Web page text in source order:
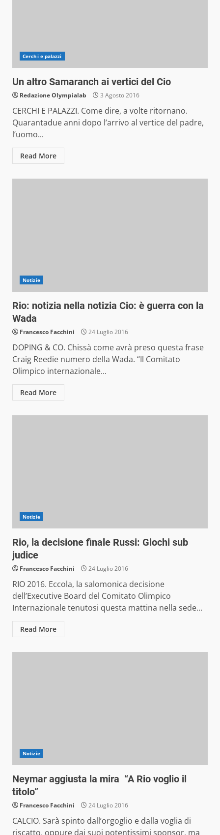
Cerchi e palazzi
Un altro Samaranch ai vertici del Cio
Redazione Olympialab 3 Agosto 2016
CERCHI E PALAZZI. Come dire, a volte ritornano.
Quarantadue anni dopo l’arrivo al vertice del padre,
l’uomo...
Read More
Notizie
Rio: notizia nella notizia Cio: è guerra con la
Wada
Francesco Facchini 24 Luglio 2016
DOPING & CO. Chissà come avrà preso questa frase
Craig Reedie numero della Wada. “Il Comitato
Olimpico internazionale...
Read More
Notizie
Rio, la decisione finale Russi: Giochi sub
judice
Francesco Facchini 24 Luglio 2016
RIO 2016. Eccola, la salomonica decisione
dell’Executive Board del Comitato Olimpico
Internazionale tenutosi questa mattina nella sede...
Read More
Notizie
Neymar aggiusta la mira “A Rio voglio il
titolo”
Francesco Facchini 24 Luglio 2016
CALCIO. Sarà spinto dall’orgoglio e dalla voglia di
riscatto, oppure dai suoi potentissimi sponsor, ma